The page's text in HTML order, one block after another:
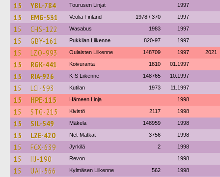
15 YBL-784 Tourusen Linjat 1997
15 EMG-531 Veolia Finland 1978 / 370 1997
15 CHS-122 Wasabus 1983 1997
15 GBY-161 Pukkilan Liikenne 820-97 1997
15 LZO-993 Oulaisten Liikenne 148709 1997 2021
15 RGK-441 Koivuranta 1810 01.1997
15 RIA-926 K-S Liikenne 148765 10.1997
15 LCI-593 Kutilan 1973 11.1997
15 HPE-115 Hämeen Linja 1998
15 STG-215 Kivistö 2117 1998
15 SIL-549 Mäkela 148959 1998
15 LZE-420 Net-Matkat 3756 1998
15 FCX-639 Jyrkilä 2 1998
15 IIJ-190 Revon 1998
15 UAI-566 Kylmäsen Liikenne 562 1998